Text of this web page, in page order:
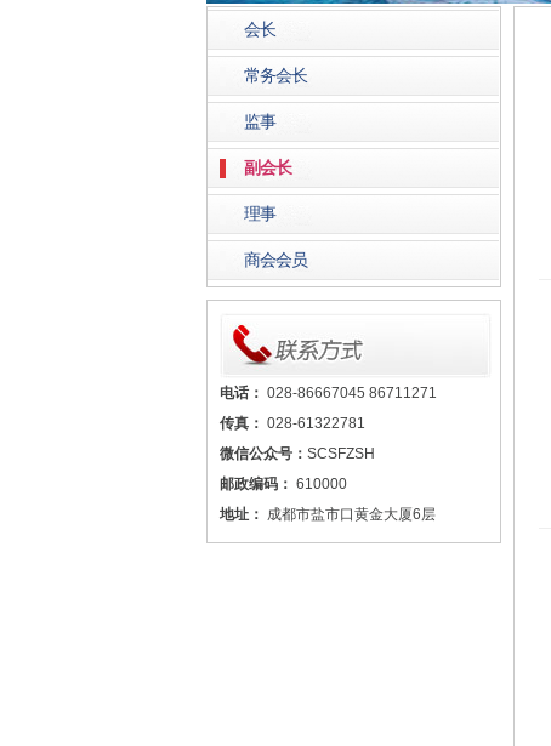
会长
常务会长
监事
副会长
理事
商会会员
电话： 028-86667045 86711271
传真： 028-61322781
微信公众号： SCSFZSH
邮政编码： 610000
地址： 成都市盐市口黄金大厦6层